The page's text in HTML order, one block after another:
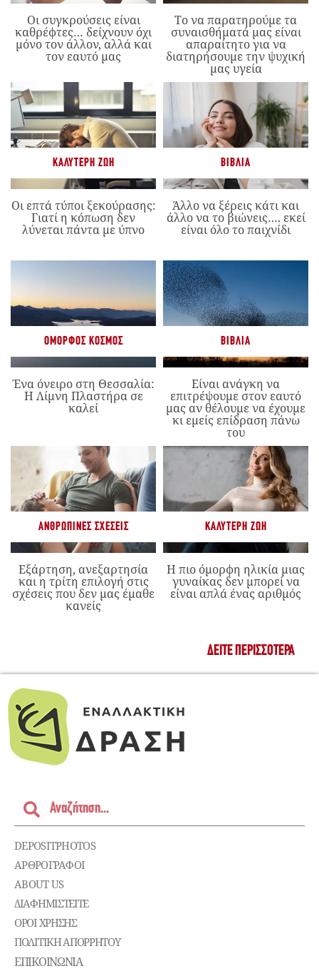
Οι συγκρούσεις είναι
καθρέφτες… δείχνουν όχι
μόνο τον άλλον, αλλά και
τον εαυτό μας
Το να παρατηρούμε τα
συναισθήματά μας είναι
απαραίτητο για να
διατηρήσουμε την ψυχική
μας υγεία
ΚΑΛΎΤΕΡΗ ΖΩΉ
Οι επτά τύποι ξεκούρασης:
Γιατί η κόπωση δεν
λύνεται πάντα με ύπνο
ΒΙΒΛΊΑ
Άλλο να ξέρεις κάτι και
άλλο να το βιώνεις…. εκεί
είναι όλο το παιχνίδι
ΌΜΟΡΦΟΣ ΚΌΣΜΟΣ
Ένα όνειρο στη Θεσσαλία:
Η Λίμνη Πλαστήρα σε
καλεί
ΒΙΒΛΊΑ
Είναι ανάγκη να
επιτρέψουμε στον εαυτό
μας αν θέλουμε να έχουμε
κι εμείς επίδραση πάνω
του
ΑΝΘΡΏΠΙΝΕΣ ΣΧΈΣΕΙΣ
Εξάρτηση, ανεξαρτησία
και η τρίτη επιλογή στις
σχέσεις που δεν μας έμαθε
κανείς
ΚΑΛΎΤΕΡΗ ΖΩΉ
Η πιο όμορφη ηλικία μιας
γυναίκας δεν μπορεί να
είναι απλά ένας αριθμός
ΔΕΊΤΕ ΠΕΡΙΣΣΌΤΕΡΑ
DEPOSITPHOTOS
ΑΡΘΡΟΓΡΑΦΟΙ
ABOUT US
ΔΙΑΦΗΜΙΣΤΕΊΤΕ
ΌΡΟΙ ΧΡΉΣΗΣ
ΠΟΛΙΤΙΚΉ ΑΠΟΡΡΉΤΟΥ
ΕΠΙΚΟΙΝΩΝΊΑ